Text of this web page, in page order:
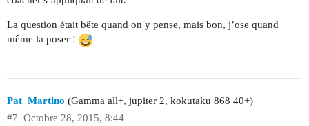
La question était bête quand on y pense, mais bon, j’ose quand
même la poser !
Pat_Martino (Gamma all+, jupiter 2, kokutaku 868 40+)
Octobre 28, 2015, 8:44
#7